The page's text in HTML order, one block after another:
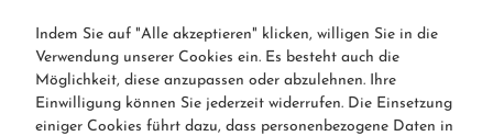
Ja, ich habe dieDatenschutzbestimmungengelesen
und akzeptiere diese.
Indem Sie auf "Alle akzeptieren" klicken, willigen Sie in die
Verwendung unserer Cookies ein. Es besteht auch die
Möglichkeit, diese anzupassen oder abzulehnen. Ihre
Einwilligung können Sie jederzeit widerrufen. Die Einsetzung
einiger Cookies führt dazu, dass personenbezogene Daten in